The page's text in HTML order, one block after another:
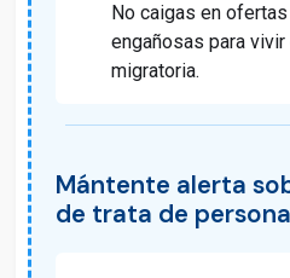
No caigas en
engañosas para
migratoria.
Mántente alerta
de trata de